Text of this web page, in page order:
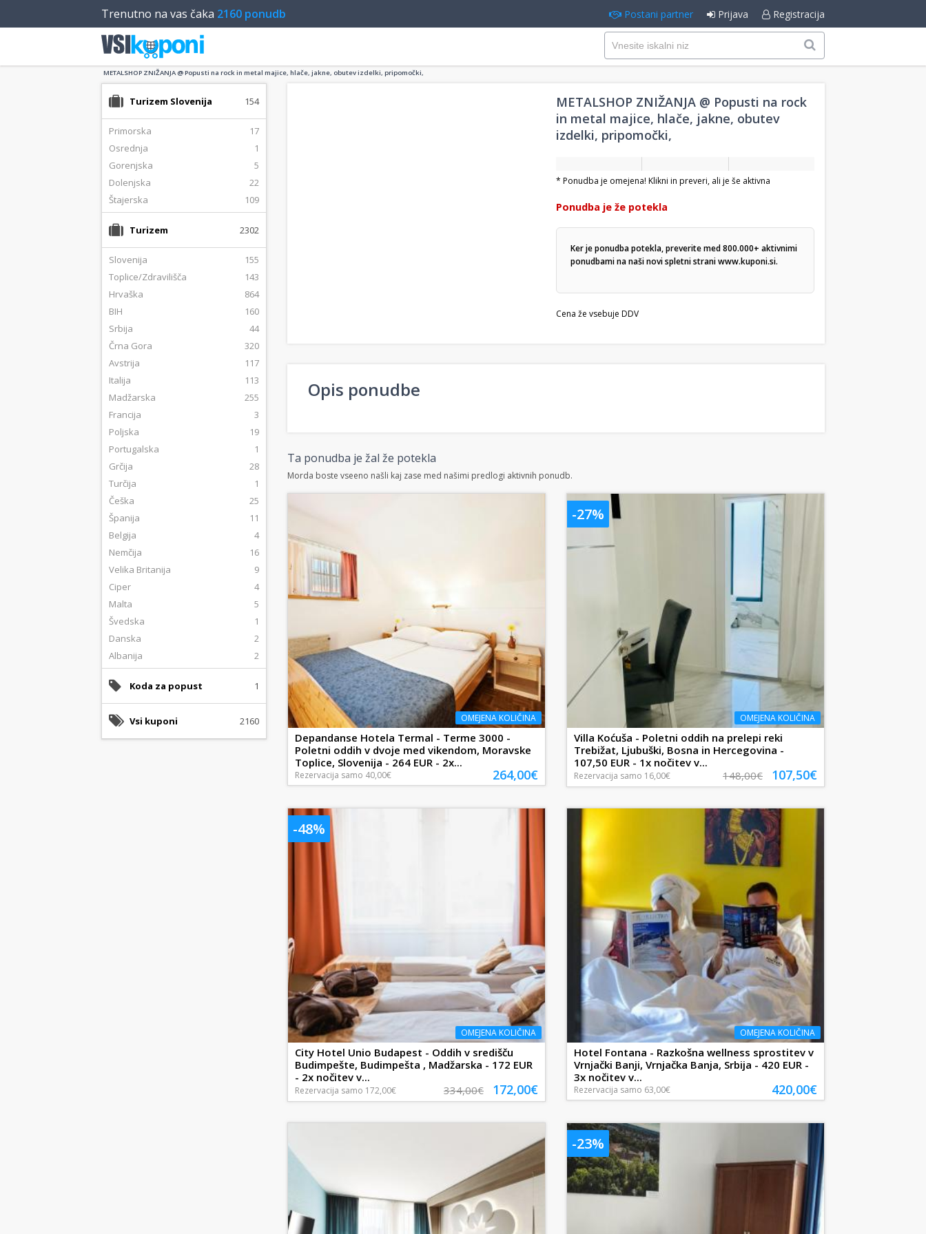
Trenutno na vas čaka 2160 ponudb Postani partner Prijava Registracija
METALSHOP ZNIŽANJA @ Popusti na rock in metal majice, hlače, jakne, obutev izdelki, pripomočki,
Turizem Slovenija 154
Primorska
17
Osrednja
1
Gorenjska
5
Dolenjska
22
Štajerska
109
Turizem 2302
Slovenija
155
Toplice/Zdravilišča
143
Hrvaška
864
BIH
160
Srbija
44
Črna Gora
320
Avstrija
117
Italija
113
Madžarska
255
Francija
3
Poljska
19
Portugalska
1
Grčija
28
Turčija
1
Češka
25
Španija
11
Belgija
4
Nemčija
16
Velika Britanija
9
Ciper
4
Malta
5
Švedska
1
Danska
2
Albanija
2
Koda za popust 1
Vsi kuponi 2160
METALSHOP ZNIŽANJA @ Popusti na rock
in metal majice, hlače, jakne, obutev
izdelki, pripomočki,
* Ponudba je omejena! Klikni in preveri, ali je še aktivna
Ponudba je že potekla
Ker je ponudba potekla, preverite med 800.000+ aktivnimi
ponudbami na naši novi spletni straniwww.kuponi.si.
Cena že vsebuje DDV
Opis ponudbe
Ta ponudba je žal že potekla
Morda boste vseeno našli kaj zase med našimi predlogi aktivnih ponudb.
OMEJENA KOLIČINA
Depandanse Hotela Termal - Terme 3000 -
Poletni oddih v dvoje med vikendom, Moravske
Toplice, Slovenija - 264 EUR - 2x...
Rezervacija samo 40,00€ 264,00€
-27%
OMEJENA KOLIČINA
Villa Koćuša - Poletni oddih na prelepi reki
Trebižat, Ljubuški, Bosna in Hercegovina -
107,50 EUR - 1x nočitev v...
Rezervacija samo 16,00€ 148,00€ 107,50€
-48%
OMEJENA KOLIČINA
City Hotel Unio Budapest - Oddih v središču
Budimpešte, Budimpešta , Madžarska - 172 EUR
- 2x nočitev v...
Rezervacija samo 172,00€ 334,00€ 172,00€
OMEJENA KOLIČINA
Hotel Fontana - Razkošna wellness sprostitev v
Vrnjački Banji, Vrnjačka Banja, Srbija - 420 EUR -
3x nočitev v...
Rezervacija samo 63,00€ 420,00€
-23%